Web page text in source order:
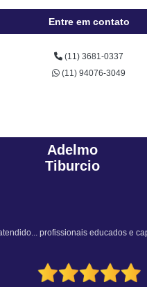
Entre em contato
(11) 3681-0337
(11) 94076-3049
Sandra Fiuza
Atendimento Rápido e Eficiente pelo